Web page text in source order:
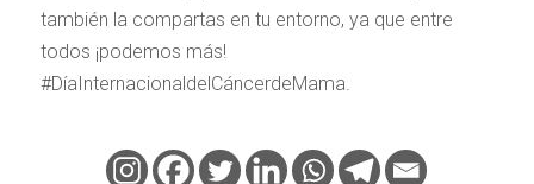
también la compartas en tu entorno, ya que entre
todos ¡podemos más!
#DíaInternacionaldelCáncerdeMama.